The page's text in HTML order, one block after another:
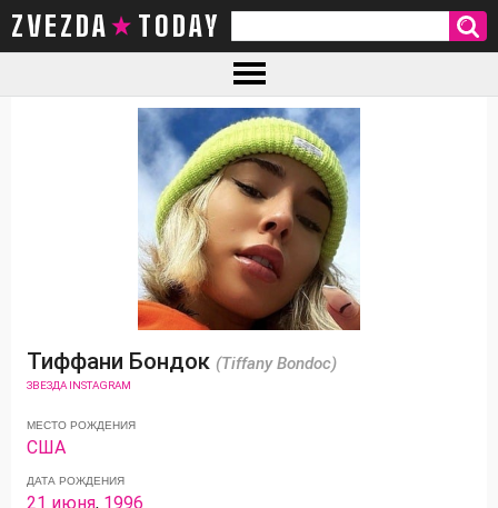
ZVEZDA TODAY
Тиффани Бондок (Tiffany Bondoc)
ЗВЕЗДА INSTAGRAM
МЕСТО РОЖДЕНИЯ
США
ДАТА РОЖДЕНИЯ
21 июня, 1996